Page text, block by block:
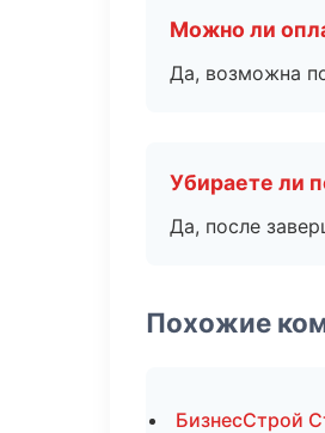
Можно ли
Да, возможна
Убираете ли
Да, после
Похожие
БизнесСтрой